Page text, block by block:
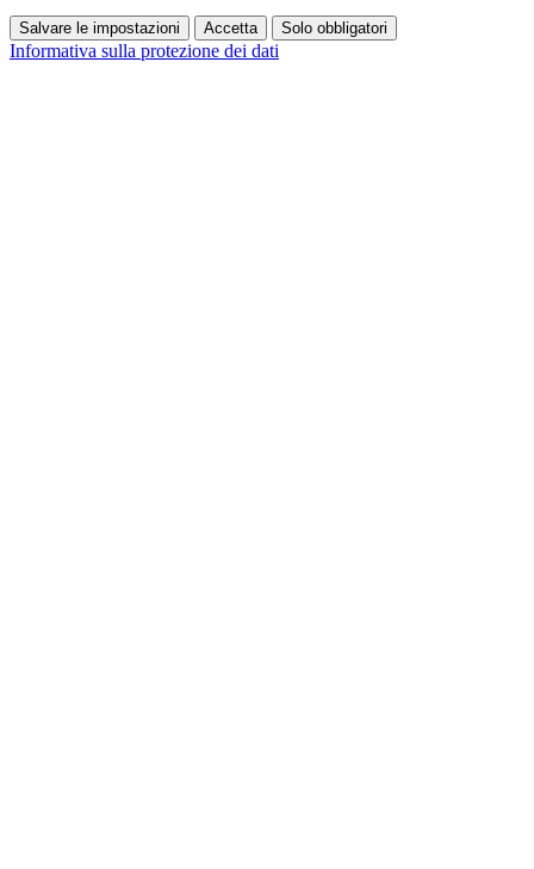
Salvare le impostazioni Accetta Solo obbligatori
Informativa sulla protezione dei dati